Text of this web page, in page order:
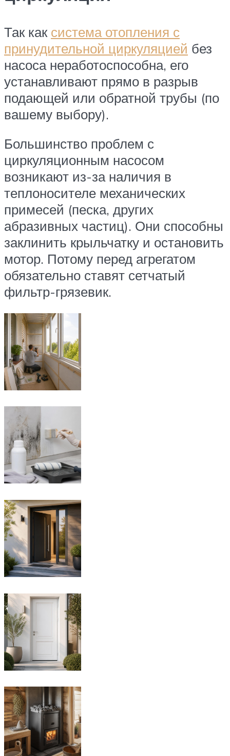
Так как система отопления с
принудительной циркуляцией без
насоса неработоспособна, его
устанавливают прямо в разрыв
подающей или обратной трубы (по
вашему выбору).
Большинство проблем с
циркуляционным насосом
возникают из-за наличия в
теплоносителе механических
примесей (песка, других
абразивных частиц). Они способны
заклинить крыльчатку и остановить
мотор. Потому перед агрегатом
обязательно ставят сетчатый
фильтр-грязевик.